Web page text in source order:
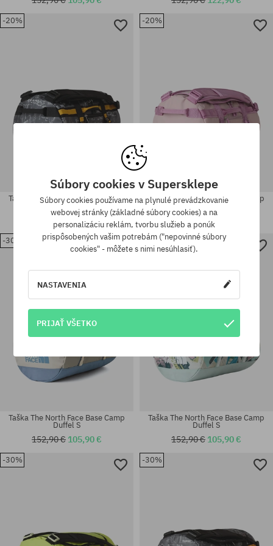
-20%
Taška The North Face Base Camp
Duffel XS
103,90 €
-20%
Taška The North Face Base Camp
Duffel XS
129,90 € 103,90 €
-30%
Taška The North Face Base Camp
Duffel S
152,90 € 105,90 €
-30%
Taška The North Face Base Camp
Duffel S
152,90 € 105,90 €
-30% -30%
Súbory cookies v Supersklepe
Súbory cookies používame na plynulé prevádzkovanie
webovej stránky (základné súbory cookies) a na
personalizáciu reklám, tvorbu služieb a ponúk
prispôsobených vašim potrebám ("nepovinné súbory
cookies" - môžete s nimi nesúhlasiť).
NASTAVENIA
PRIJAŤ VŠETKO